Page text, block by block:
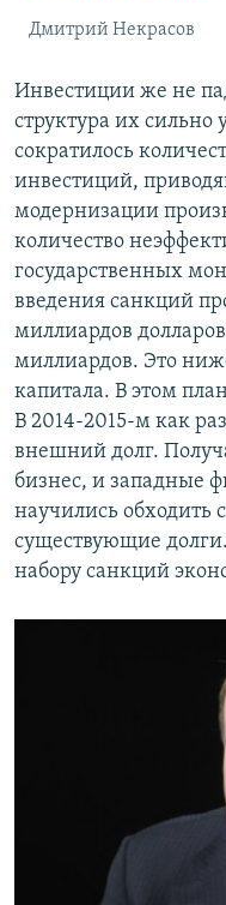
Дмитрий Некрасов
Инвестиции же не
структура их сильно
сократилось
инвестиций,
модернизации
количество
государственных
введения санкций
миллиардов
миллиардов. Это
капитала. В этом
В 2014-2015-м как
внешний долг.
бизнес, и западные
научились обходить
существующие
набору санкций